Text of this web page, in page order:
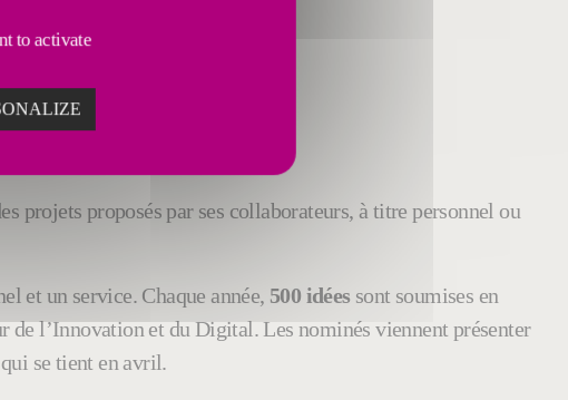
PIONNIER
projets proposés par ses collaborateurs, à titre personnel ou
et un service. Chaque année, 500 idées sont soumises en
de l’Innovation et du Digital. Les nominés viennent présenter
se tient en avril.
to activate